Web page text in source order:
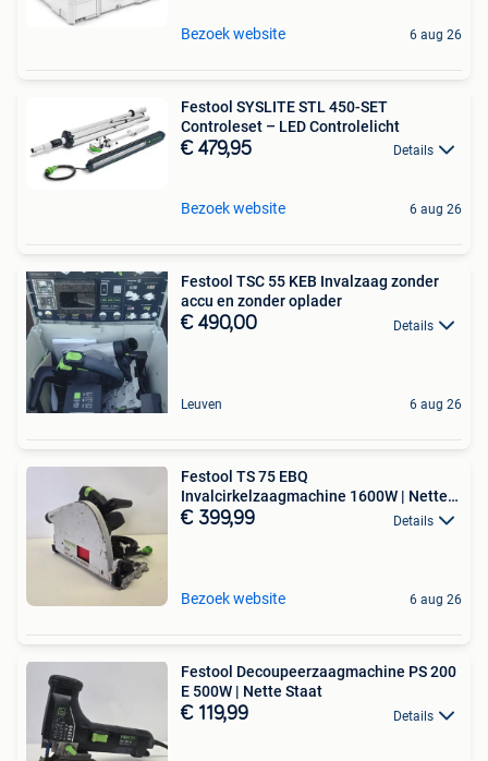
Bezoek website 6 aug 26
Festool SYSLITE STL 450-SET
Controleset – LED Controlelicht
€ 479,95 Details
Bezoek website 6 aug 26
Festool TSC 55 KEB Invalzaag zonder
accu en zonder oplader
€ 490,00 Details
Leuven 6 aug 26
Festool TS 75 EBQ
Invalcirkelzaagmachine 1600W | Nette
Staat
€ 399,99 Details
Bezoek website 6 aug 26
Festool Decoupeerzaagmachine PS 200
E 500W | Nette Staat
€ 119,99 Details